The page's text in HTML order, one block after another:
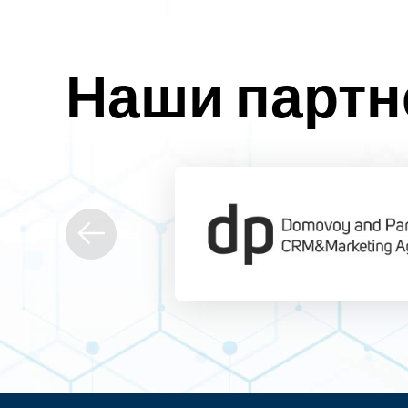
Наши